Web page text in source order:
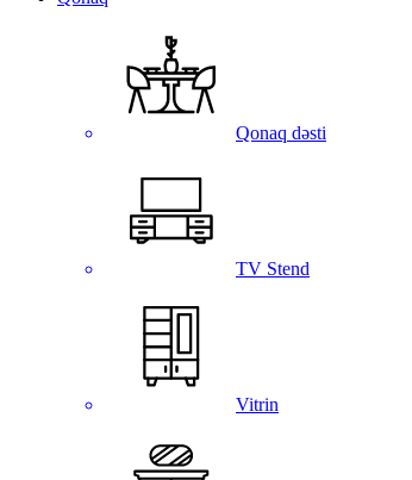
Qonaq dəsti
TV Stend
Vitrin